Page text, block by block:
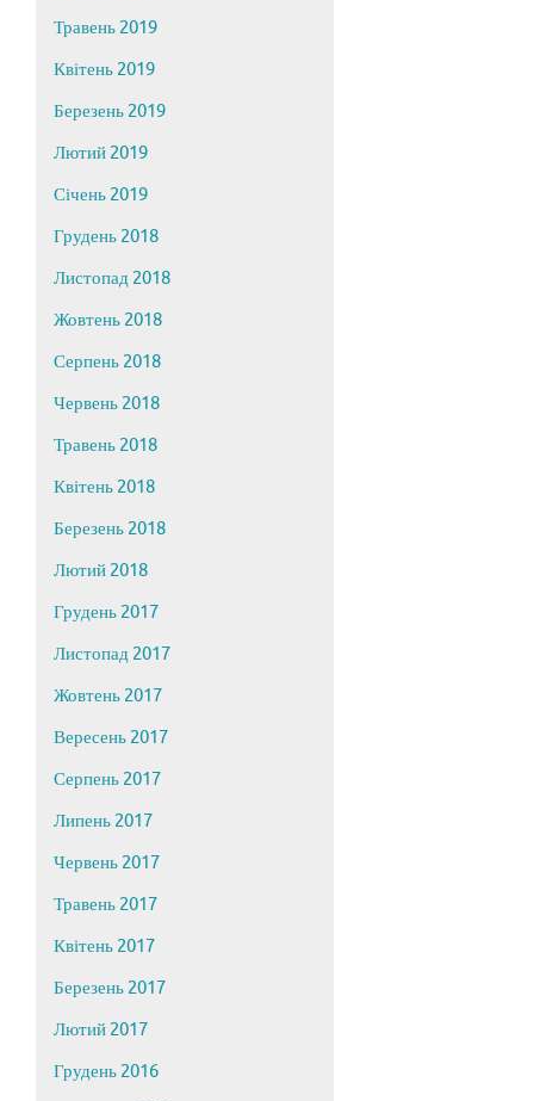
Травень 2019
Квітень 2019
Березень 2019
Лютий 2019
Січень 2019
Грудень 2018
Листопад 2018
Жовтень 2018
Серпень 2018
Червень 2018
Травень 2018
Квітень 2018
Березень 2018
Лютий 2018
Грудень 2017
Листопад 2017
Жовтень 2017
Вересень 2017
Серпень 2017
Липень 2017
Червень 2017
Травень 2017
Квітень 2017
Березень 2017
Лютий 2017
Грудень 2016